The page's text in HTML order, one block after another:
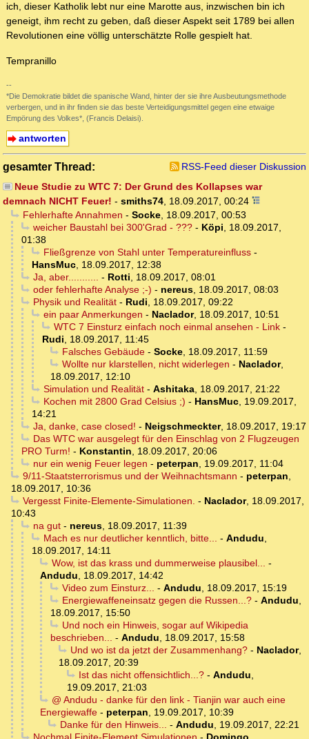
ich, dieser Katholik lebt nur eine Marotte aus, inzwischen bin ich
geneigt, ihm recht zu geben, daß dieser Aspekt seit 1789 bei allen
Revolutionen eine völlig unterschätzte Rolle gespielt hat.
Tempranillo
--
*Die Demokratie bildet die spanische Wand, hinter der sie ihre Ausbeutungsmethode
verbergen, und in ihr finden sie das beste Verteidigungsmittel gegen eine etwaige
Empörung des Volkes*, (Francis Delaisi).
antworten
gesamter Thread:
RSS-Feed dieser Diskussion
Neue Studie zu WTC 7: Der Grund des Kollapses war
demnach NICHT Feuer! - smiths74, 18.09.2017, 00:24
Fehlerhafte Annahmen - Socke, 18.09.2017, 00:53
weicher Baustahl bei 300'Grad - ???- Köpi, 18.09.2017,
01:38
Fließgrenze von Stahl unter Temperatureinfluss-
HansMuc, 18.09.2017, 12:38
Ja, aber........... - Rotti, 18.09.2017, 08:01
oder fehlerhafte Analyse ;-) - nereus, 18.09.2017, 08:03
Physik und Realität- Rudi, 18.09.2017, 09:22
ein paar Anmerkungen - Naclador, 18.09.2017, 10:51
WTC 7 Einsturz einfach noch einmal ansehen - Link-
Rudi, 18.09.2017, 11:45
Falsches Gebäude- Socke, 18.09.2017, 11:59
Wollte nur klarstellen, nicht widerlegen - Naclador,
18.09.2017, 12:10
Simulation und Realität- Ashitaka, 18.09.2017, 21:22
Kochen mit 2800 Grad Celsius ;) - HansMuc, 19.09.2017,
14:21
Ja, danke, case closed! - Neigschmeckter, 18.09.2017, 19:17
Das WTC war ausgelegt für den Einschlag von 2 Flugzeugen
PRO Turm! - Konstantin, 18.09.2017, 20:06
nur ein wenig Feuer legen - peterpan, 19.09.2017, 11:04
9/11-Staatsterrorismus und der Weihnachtsmann - peterpan,
18.09.2017, 10:36
Vergesst Finite-Elemente-Simulationen. - Naclador, 18.09.2017,
10:43
na gut- nereus, 18.09.2017, 11:39
Mach es nur deutlicher kenntlich, bitte... - Andudu,
18.09.2017, 14:11
Wow, ist das krass und dummerweise plausibel... -
Andudu, 18.09.2017, 14:42
Video zum Einsturz... - Andudu, 18.09.2017, 15:19
Energiewaffeneinsatz gegen die Russen...?- Andudu,
18.09.2017, 15:50
Und noch ein Hinweis, sogar auf Wikipedia
beschrieben... - Andudu, 18.09.2017, 15:58
Und wo ist da jetzt der Zusammenhang?- Naclador,
18.09.2017, 20:39
Ist das nicht offensichtlich...?- Andudu,
19.09.2017, 21:03
@ Andudu - danke für den link - Tianjin war auch eine
Energiewaffe - peterpan, 19.09.2017, 10:39
Danke für den Hinweis... - Andudu, 19.09.2017, 22:21